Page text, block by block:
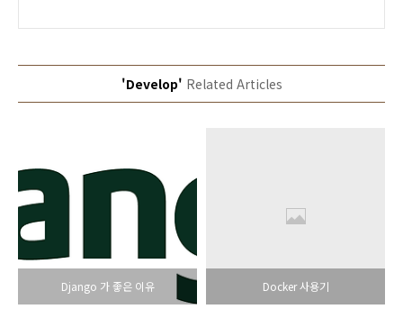
'Develop' Related Articles
Django 가 좋은 이유 Docker 사용기